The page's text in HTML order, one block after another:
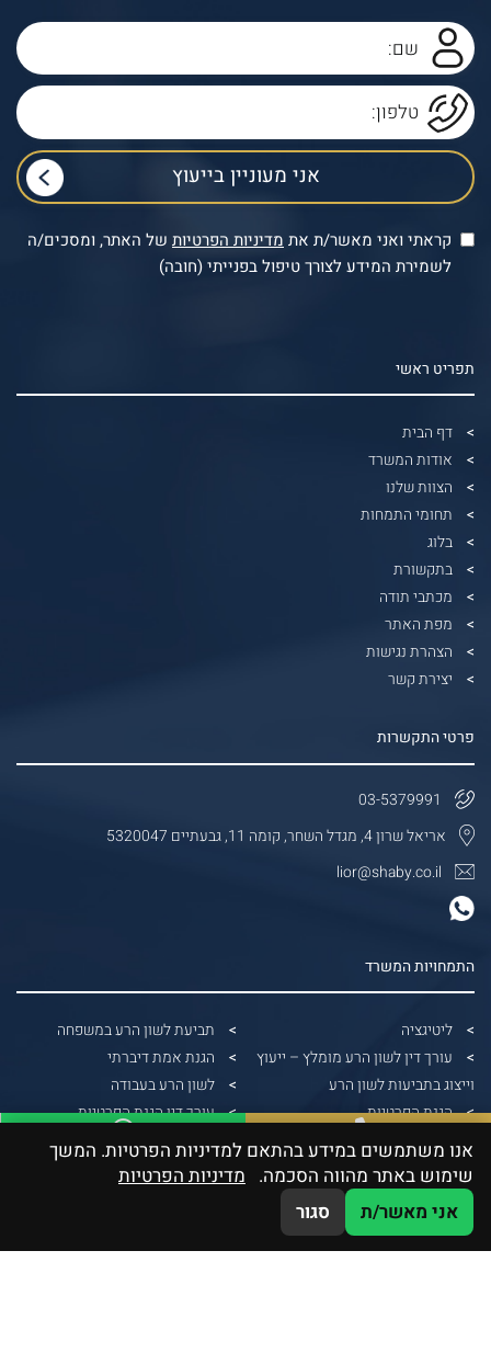
קראתי ואני מאשר/ת את מדיניות הפרטיות של האתר, ומסכים/ה
לשמירת המידע לצורך טיפול בפנייתי (חובה)
תפריט ראשי
דף הבית
אודות המשרד
הצוות שלנו
תחומי התמחות
בלוג
בתקשורת
מכתבי תודה
מפת האתר
הצהרת נגישות
יצירת קשר
התמחויות המשרד
ליטיגציה
עורך דין לשון הרע מומלץ – ייעוץ
וייצוג בתביעות לשון הרע
הגנת הפרטיות
הונאות דיגיטליות
דיני בנקאות
גבייה משפטית
דיני חוזים וחברות
תביעה על שיימינג
תביעת לשון הרע במשפחה
הגנת אמת דיברתי
לשון הרע בעבודה
עורך דין הגנת הפרטיות
הפצת תמונות ללא אישור
עורך דין הוצאת דיבה
תביעת לשון הרע
פרטי התקשרות
03-5379991
אריאל שרון 4, מגדל השחר, קומה 11, גבעתיים 5320047
lior@shaby.co.il
03-5379991
WhatsApp
אנו משתמשים במידע בהתאם למדיניות הפרטיות. המשך
שימוש באתר מהווה הסכמה. מדיניות הפרטיות
אני מאשר/ת
סגור